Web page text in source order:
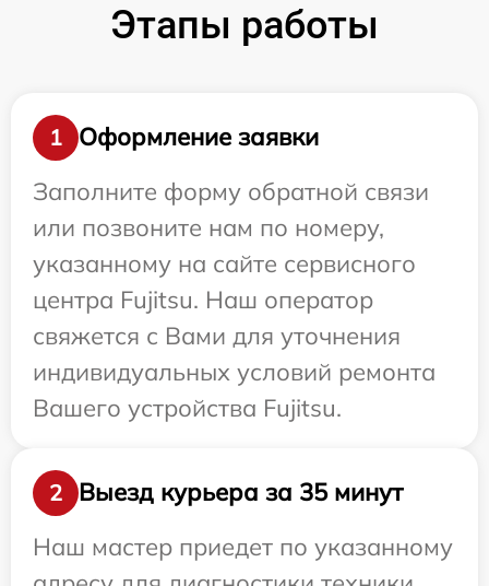
Этапы работы
1
Оформление заявки
Заполните форму обратной связи
или позвоните нам по номеру,
указанному на сайте сервисного
центра Fujitsu. Наш оператор
свяжется с Вами для уточнения
индивидуальных условий ремонта
Вашего устройства Fujitsu.
2
Выезд курьера за 35 минут
Наш мастер приедет по указанному